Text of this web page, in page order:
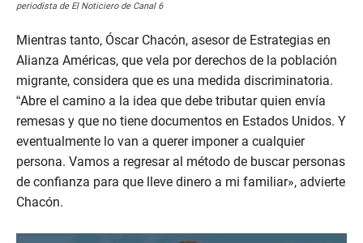
periodista de El Noticiero de Canal 6
Mientras tanto, Óscar Chacón, asesor de Estrategias en
Alianza Américas, que vela por derechos de la población
migrante, considera que es una medida discriminatoria.
“Abre el camino a la idea que debe tributar quien envía
remesas y que no tiene documentos en Estados Unidos. Y
eventualmente lo van a querer imponer a cualquier
persona. Vamos a regresar al método de buscar personas
de confianza para que lleve dinero a mi familiar», advierte
Chacón.